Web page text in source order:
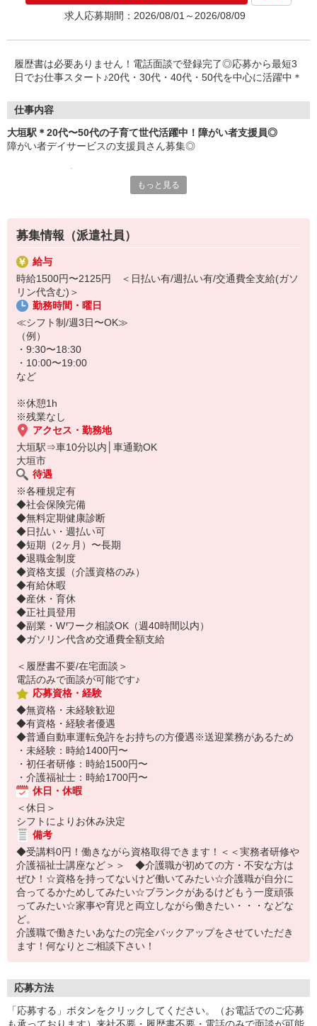
求人応募期間：2026/08/01～2026/08/09
履歴書は必要ありません！電話面談で登録完了◎応募から最短3
日でお仕事スタート♪20代・30代・40代・50代を中心に活躍中＊
仕事内容
大垣駅＊20代〜50代の子育て世代活躍中！障がい者支援員◎
障がい者デイサービスの支援員さん募集◎
・利用者さんの送迎（できる方のみ）
など
利用者さんにやさしく寄り添うお仕事です♪自分の子どものように接
してあげてください＊子育て経験がある方は培ったノウハウを活か
せます◎
働く時間は日勤帯のみ！プライベートとの両立もラクラクです＊シ
フトの相談も柔軟に対応します！
もっと見る
募集情報（派遣社員）
給与
時給1500円〜2125円 ＜日払い有/週払い有/交通費全支給(ガソ
リン代含む)＞
勤務時間・曜日
≪シフト制/週3日〜OK≫
（例）
・9:30〜18:30
・10:00〜19:00
など
※休憩1h
※残業なし
アクセス・勤務地
大垣駅⇒車10分以内│車通勤OK
大垣市
待遇
※各種規定有
◆社会保険完備
◆無料定期健康診断
◆日払い・週払い可
◆短期（2ヶ月）〜長期
◆退職金制度
◆資格支援（介護資格のみ）
◆有給休暇
◆産休・育休
◆正社員登用
◆副業・Wワーク相談OK（週40時間以内）
◆ガソリン代含め交通費全額支給
＜履歴書不要/在宅面談＞
電話のみで面談が可能です♪
応募資格・経験
◆無資格・未経験歓迎
◆有資格・経験者優遇
◆普通自動車運転免許をお持ちの方優遇※送迎業務があるため
・未経験：時給1400円〜
・初任者研修：時給1500円〜
・介護福祉士：時給1700円〜
休日・休暇
＜休日＞
シフトによりお休み決定
備考
◆受講料0円！働きながら資格取得できます！＜＜実務者研修や
介護福祉士講座など＞＞ ◆介護職が初めての方・不安な方は
ぜひ！☆資格を持ってないけど働いてみたい☆介護職が自分に
合ってるかためしてみたい☆ブランクがあるけどもう一度頑張
ってみたい☆家事や育児と両立しながら働きたい・・・などな
ど。
介護職で働きたいあなたの完全バックアップをさせていただき
ます！何なりとご相談下さい！
応募方法
「応募する」ボタンをクリックしてください。（お電話でのご応募